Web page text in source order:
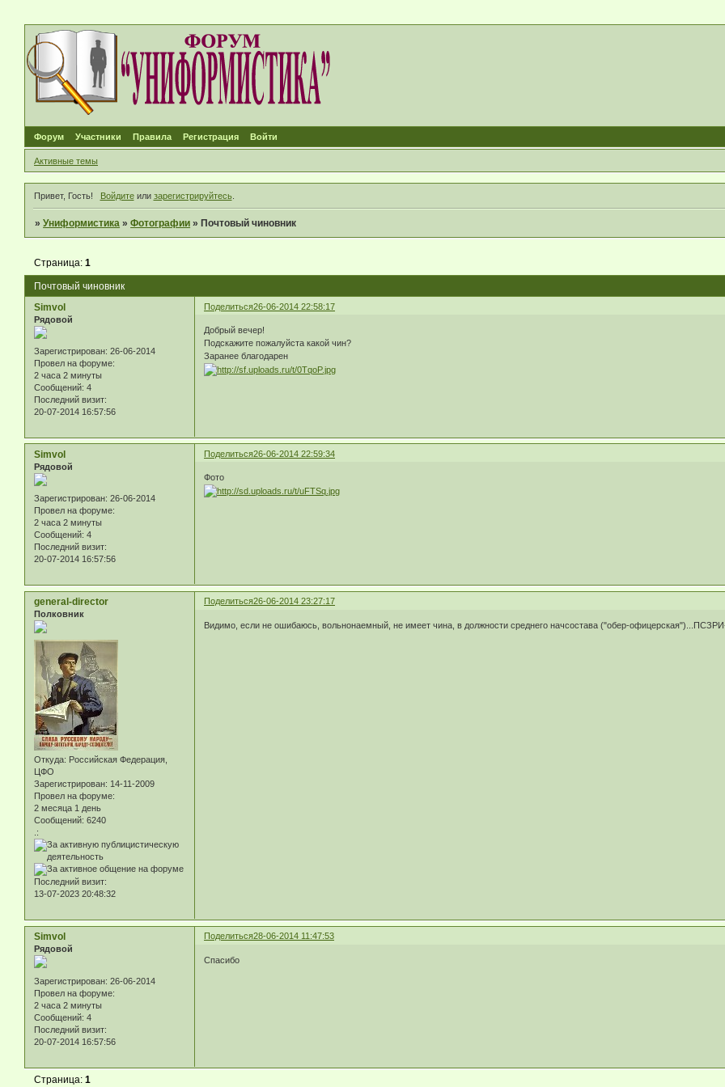
Форум Участники Правила Регистрация Войти
Активные темы
Привет, Гость! Войдитеили зарегистрируйтесь.
»Униформистика »Фотографии » Почтовый чиновник
Почтовый чиновник
Страница:1
Поделиться26-06-2014 22:58:17
Simvol
Рядовой
Зарегистрирован: 26-06-2014
Провел на форуме:
2 часа 2 минуты
Сообщений: 4
Последний визит:
20-07-2014 16:57:56
Добрый вечер!
Подскажите пожалуйста какой чин?
Заранее благодарен
Поделиться26-06-2014 22:59:34
Simvol
Рядовой
Зарегистрирован: 26-06-2014
Провел на форуме:
2 часа 2 минуты
Сообщений: 4
Последний визит:
20-07-2014 16:57:56
Фото
Поделиться26-06-2014 23:27:17
general-director
Полковник
Откуда: Российская Федерация,
ЦФО
Зарегистрирован: 14-11-2009
Провел на форуме:
2 месяца 1 день
Сообщений: 6240
.:
Последний визит:
13-07-2023 20:48:32
Видимо, если не ошибаюсь, вольнонаемный, не имеет чина, в должности среднего начсостава ("обер-
Поделиться28-06-2014 11:47:53
Simvol
Рядовой
Зарегистрирован: 26-06-2014
Провел на форуме:
2 часа 2 минуты
Сообщений: 4
Последний визит:
20-07-2014 16:57:56
Спасибо
Страница:1